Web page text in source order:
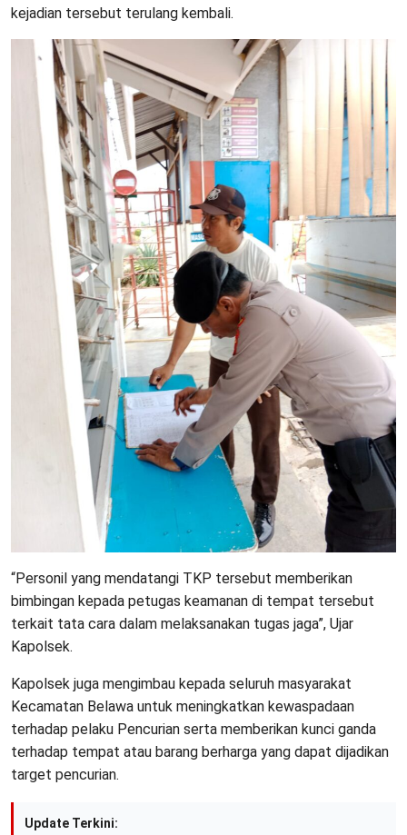
kejadian tersebut terulang kembali.
“Personil yang mendatangi TKP tersebut memberikan
bimbingan kepada petugas keamanan di tempat tersebut
terkait tata cara dalam melaksanakan tugas jaga”, Ujar
Kapolsek.
Kapolsek juga mengimbau kepada seluruh masyarakat
Kecamatan Belawa untuk meningkatkan kewaspadaan
terhadap pelaku Pencurian serta memberikan kunci ganda
terhadap tempat atau barang berharga yang dapat dijadikan
target pencurian.
Update Terkini: